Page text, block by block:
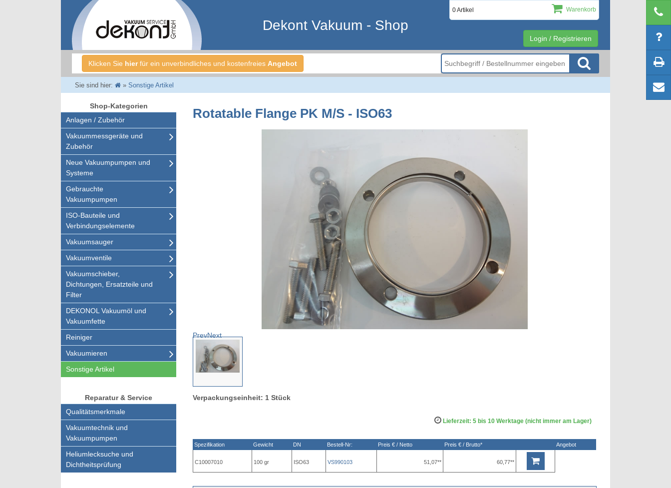
Login / Registrieren
0 Artikel Warenkorb
Dekont Vakuum - Shop
Klicken Sie hierfür ein unverbindliches und kostenfreies Angebot
Sie sind hier: » Sonstige Artikel
Shop-Kategorien
Anlagen / Zubehör
Vakuummessgeräte und
Zubehör
Neue Vakuumpumpen und
Systeme
Gebrauchte
Vakuumpumpen
ISO-Bauteile und
Verbindungselemente
Vakuumsauger
Vakuumventile
Vakuumschieber,
Dichtungen, Ersatzteile und
Filter
DEKONOL Vakuumöl und
Vakuumfette
Reiniger
Vakuumieren
Sonstige Artikel
Reparatur & Service
Qualitätsmerkmale
Vakuumtechnik und
Vakuumpumpen
Heliumlecksuche und
Dichtheitsprüfung
Rotatable Flange PK M/S - ISO63
PrevNext
Verpackungseinheit: 1 Stück
Lieferzeit: 5 bis 10 Werktage (nicht immer am Lager)
Spezifikation Gewicht DN Bestell-Nr: Preis € / Netto Preis € / Brutto* Angebot
C10007010 100 gr ISO63 VS990103 51,07** 60,77**